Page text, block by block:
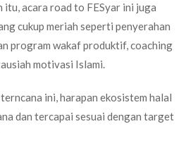
itu, acara road to FESyar ini juga
cukup meriah seperti penyerahan
program wakaf produktif, coaching
motivasi Islami.
ini, harapan ekosistem halal
dan tercapai sesuai dengan target